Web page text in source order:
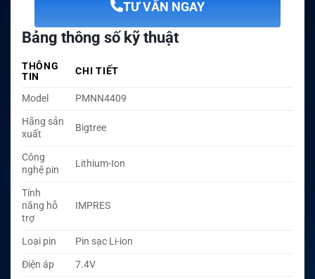
TƯ VẤN NGAY
Bảng thông số kỹ thuật
THÔNG
TIN
CHI TIẾT
Model
PMNN4409
Hãng sản
xuất
Bigtree
Công
nghệ pin
Lithium-Ion
Tính
năng hỗ
trợ
IMPRES
Loại pin
Pin sạc Li-ion
Điện áp
7.4V